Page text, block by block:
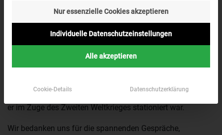
Diese Woche besuchte uns Bud Gahs, der als Mitglied der
42. „Rainbow“ Division der US-Armee am 29. April 1945
das Konzentrationslager Dachau befreite. Der 98-jährige
berichtete von vielen spannenden, aber auch
schockierenden Erfahrungen beim Eintreffen in Dachau.
Faith Allen reist er derzeit zu verschiedenen Orten, an denen
er im Zuge des Zweiten Weltkrieges stationiert war.
Wir bedanken uns für die spannenden Gespräche,
Nur essenzielle Cookies akzeptieren
Individuelle Datenschutzeinstellungen
Alle akzeptieren
Cookie-Details Datenschutzerklärung